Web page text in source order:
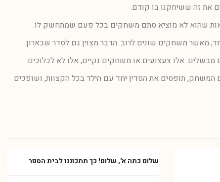
את זה ששיחקנו בו קודם.
שהוא לא מוציא סתם משחקים בכל פעם שמתחשק לו.
משחקים שונים לרוב. הדבר מצוין גם לסדר שבארון.
אלו צעצועים או משחקים נקיים, אלו לא לכלוכים.
המשחק, תופסים את הסדין יחד עם הילד בכל הקצוות, ושופכים
שלום כתה א', שלום! כך תתכוננו לבית הספר